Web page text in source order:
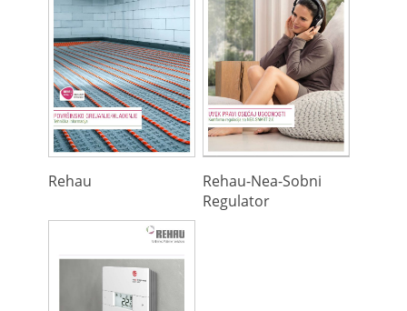
Rehau
Rehau-Nea-Sobni
Regulator